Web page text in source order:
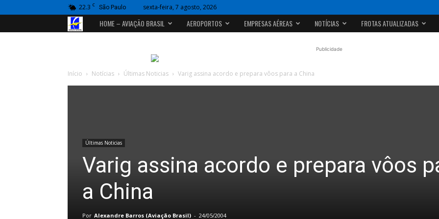
22.3 C São Paulo sexta-feira, 7 agosto, 2026
Portal
HOME – AVIAÇÃO BRASIL AEROPORTOS EMPRESAS AÉREAS NOTÍCIAS FROTAS ATUALIZADAS
Publicidade
Início Notícias Últimas Noticias Varig assina acordo e prepara vôos para a China
Últimas Noticias
Varig assina acordo e prepara vôos
a China
Por Alexandre Barros (Aviação Brasil) - 24/05/2004